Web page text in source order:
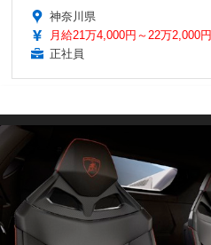
神奈川県
月給21万4,000円～22万2,000円
正社員